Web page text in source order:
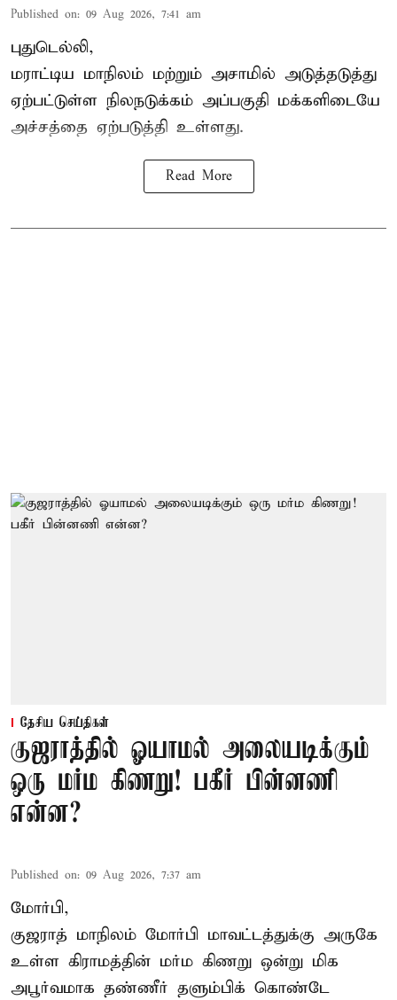
Published on: 09 Aug 2026, 7:41 am
புதுடெல்லி,
மராட்டிய மாநிலம் மற்றும் அசாமில் அடுத்தடுத்து
ஏற்பட்டுள்ள நிலநடுக்கம் அப்பகுதி மக்களிடையே
அச்சத்தை ஏற்படுத்தி உள்ளது.
Read More
தேசிய செய்திகள்
குஜராத்தில் ஓயாமல் அலையடிக்கும்
ஒரு மர்ம கிணறு! பகீர் பின்னணி
என்ன?
Published on: 09 Aug 2026, 7:37 am
மோர்பி,
குஜராத் மாநிலம் மோர்பி மாவட்டத்துக்கு அருகே
உள்ள கிராமத்தின் மர்ம கிணறு ஒன்று மிக
அபூர்வமாக தண்ணீர் தளும்பிக் கொண்டே